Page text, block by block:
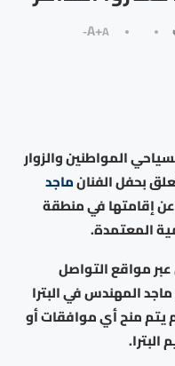
A+A-
المواطنين والزوار
بحفل الفنانماجد
إقامتها في منطقة
المعتمدة.
مواقع التواصل
المهندس في البترا
غير صحيح، ولم يتم منح أي موافقات أو